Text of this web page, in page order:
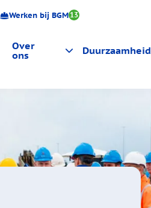
Werken bij BGM13
Over
ons
Duurzaamheid